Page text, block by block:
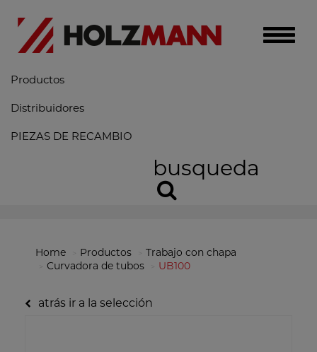
Toggle
Productos
Distribuidores
PIEZAS DE RECAMBIO
busqueda
Home Productos
Trabajo con chapa
Curvadora de tubos
UB100
atrás ir a la selección